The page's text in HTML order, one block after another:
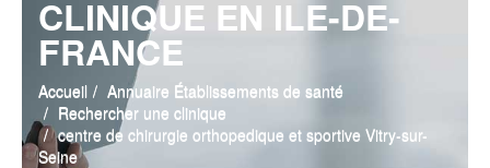
CLINIQUE EN ILE-DE-
FRANCE
Accueil
Annuaire Établissements de santé
Rechercher une clinique
centre de chirurgie orthopedique et sportive Vitry-sur-
Seine